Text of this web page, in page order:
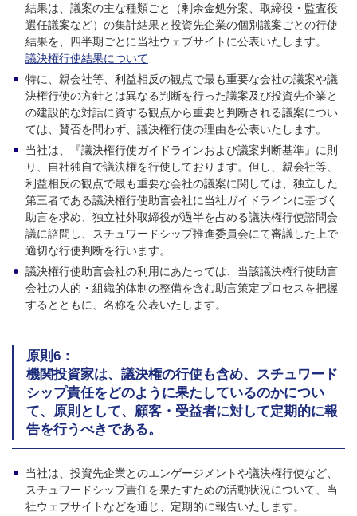
結果は、議案の主な種類ごと（剰余金処分案、取締役・監査役
選任議案など）の集計結果と投資先企業の個別議案ごとの行使
結果を、四半期ごとに当社ウェブサイトに公表いたします。
議決権行使結果について
特に、親会社等、利益相反の観点で最も重要な会社の議案や議
決権行使の方針とは異なる判断を行った議案及び投資先企業と
の建設的な対話に資する観点から重要と判断される議案につい
ては、賛否を問わず、議決権行使の理由を公表いたします。
当社は、『議決権行使ガイドラインおよび議案判断基準』に則
り、自社独自で議決権を行使しております。但し、親会社等、
利益相反の観点で最も重要な会社の議案に関しては、独立した
第三者である議決権行使助言会社に当社ガイドラインに基づく
助言を求め、独立社外取締役が過半を占める議決権行使諮問会
議に諮問し、スチュワードシップ推進委員会にて審議した上で
適切な行使判断を行います。
議決権行使助言会社の利用にあたっては、当該議決権行使助言
会社の人的・組織的体制の整備を含む助言策定プロセスを把握
するとともに、名称を公表いたします。
原則6：
機関投資家は、議決権の行使も含め、スチュワード
シップ責任をどのように果たしているのかについ
て、原則として、顧客・受益者に対して定期的に報
告を行うべきである。
当社は、投資先企業とのエンゲージメントや議決権行使など、
スチュワードシップ責任を果たすための活動状況について、当
社ウェブサイトなどを通じ、定期的に報告いたします。